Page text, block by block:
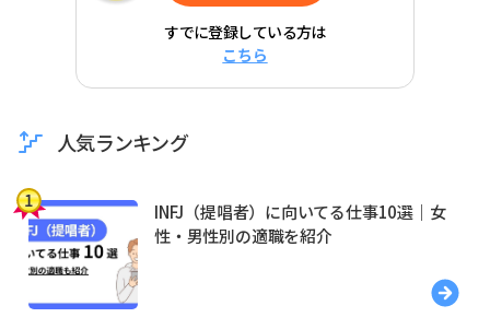
すでに登録している方は
こちら
人気ランキング
INFJ（提唱者）に向いてる仕事10選｜女
性・男性別の適職を紹介